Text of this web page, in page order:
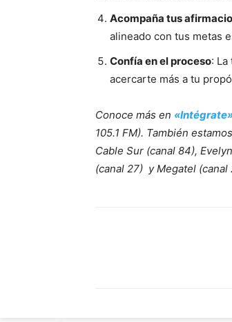
Acompaña tus
alineado con tus metas
Confía en el proceso:
acercarte más a tu
Conoce más en
105.1 FM). También
Cable Sur (canal 84),
(canal 27) y Megatel (canal